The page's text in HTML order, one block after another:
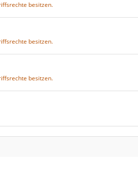
besitzen.
besitzen.
besitzen.